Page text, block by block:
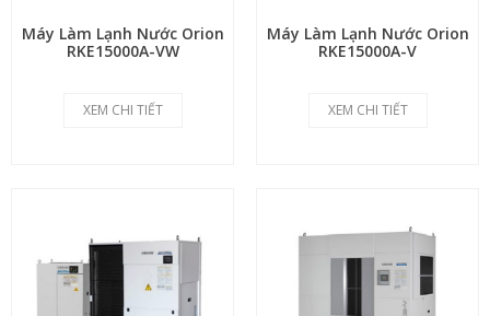
Máy Làm Lạnh Nước Orion
RKE15000A-VW
XEM CHI TIẾT
Máy Làm Lạnh Nước Orion
RKE15000A-V
XEM CHI TIẾT